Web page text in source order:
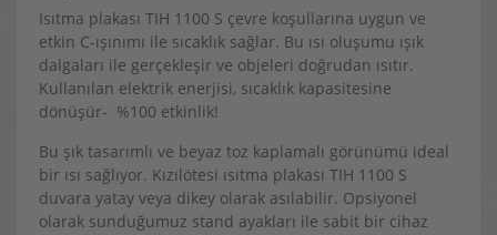
Isıtma plakası TIH 1100 S çevre koşullarına uygun ve
etkin C-ışınımı ile sıcaklık sağlar. Bu ısı oluşumu ışık
dalgaları ile gerçekleşir ve objeleri doğrudan ısıtır.
Kullanılan elektrik enerjisi, sıcaklık kapasitesine
dönüşür- %100 etkinlik!
Bu şık tasarımlı ve beyaz toz kaplamalı görünümü ideal
bir ısı sağlıyor. Kızılötesi ısıtma plakası TIH 1100 S
duvara yatay veya dikey olarak asılabilir. Opsiyonel
olarak sunduğumuz stand ayakları ile sabit bir cihaz